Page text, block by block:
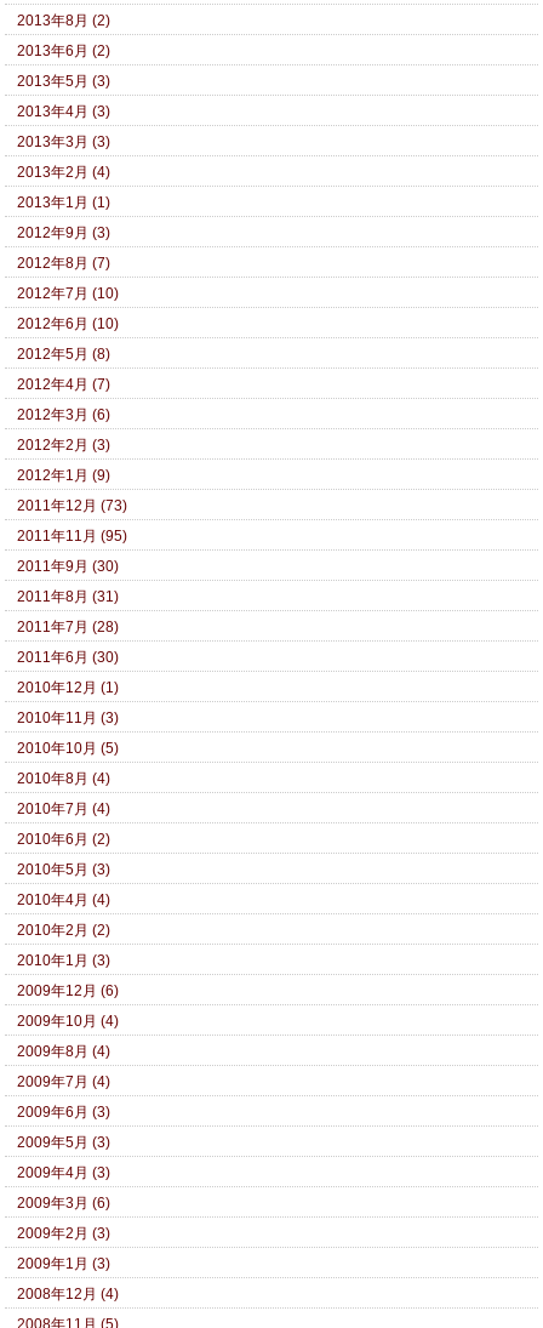
2013年8月 (2)
2013年6月 (2)
2013年5月 (3)
2013年4月 (3)
2013年3月 (3)
2013年2月 (4)
2013年1月 (1)
2012年9月 (3)
2012年8月 (7)
2012年7月 (10)
2012年6月 (10)
2012年5月 (8)
2012年4月 (7)
2012年3月 (6)
2012年2月 (3)
2012年1月 (9)
2011年12月 (73)
2011年11月 (95)
2011年9月 (30)
2011年8月 (31)
2011年7月 (28)
2011年6月 (30)
2010年12月 (1)
2010年11月 (3)
2010年10月 (5)
2010年8月 (4)
2010年7月 (4)
2010年6月 (2)
2010年5月 (3)
2010年4月 (4)
2010年2月 (2)
2010年1月 (3)
2009年12月 (6)
2009年10月 (4)
2009年8月 (4)
2009年7月 (4)
2009年6月 (3)
2009年5月 (3)
2009年4月 (3)
2009年3月 (6)
2009年2月 (3)
2009年1月 (3)
2008年12月 (4)
2008年11月 (5)